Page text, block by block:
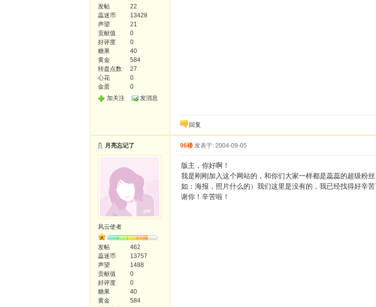
发帖
22
蕊迷币
13428
声望
21
贡献值
0
好评度
0
糖果
40
黄金
584
转盘点数
27
心花
0
金蛋
0
加关注
发消息
回复
月亮忘记了
风云使者
发帖
462
蕊迷币
13757
声望
1488
贡献值
0
好评度
0
糖果
40
黄金
584
96楼 发表于: 2004-09-05
版主，你好啊！
我是刚刚加入这个网站的，和你们大家一样都是蕊蕊的超级粉
如：海报，照片什么的）我们这里是没有的，我已经找得好辛
谢你！辛苦啦！